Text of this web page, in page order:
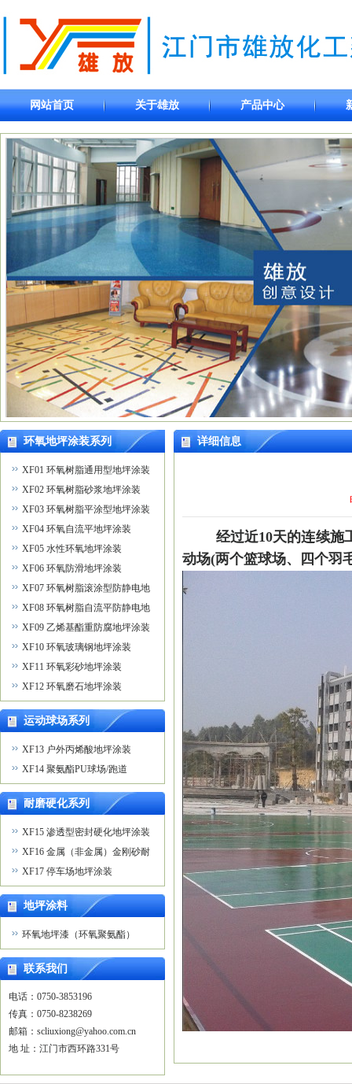
网站首页 关于雄放 产品中心
环氧地坪涂装系列
XF01 环氧树脂通用型地坪涂装
XF02 环氧树脂砂浆地坪涂装
XF03 环氧树脂平涂型地坪涂装
XF04 环氧自流平地坪涂装
XF05 水性环氧地坪涂装
XF06 环氧防滑地坪涂装
XF07 环氧树脂滚涂型防静电地
坪涂装
XF08 环氧树脂自流平防静电地
坪涂装
XF09 乙烯基酯重防腐地坪涂装
XF10 环氧玻璃钢地坪涂装
XF11 环氧彩砂地坪涂装
XF12 环氧磨石地坪涂装
运动球场系列
XF13 户外丙烯酸地坪涂装
XF14 聚氨酯PU球场/跑道
耐磨硬化系列
XF15 渗透型密封硬化地坪涂装
XF16 金属（非金属）金刚砂耐
磨地坪涂装
XF17 停车场地坪涂装
地坪涂料
环氧地坪漆（环氧聚氨酯）
联系我们
电话：0750-3853196
传真：0750-8238269
邮箱：scliuxiong@yahoo.com.cn
地 址：江门市西环路331号
详细信息
经过近10天的连续施
动场(两个篮球场、四个羽